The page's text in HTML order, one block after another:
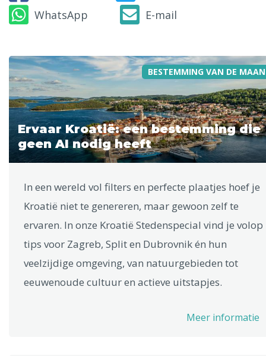
WhatsApp
E-mail
BESTEMMING VAN DE
Ervaar Kroatië: een bestemming die
geen AI nodig heeft
In een wereld vol filters en perfecte plaatjes hoef je
Kroatië niet te genereren, maar gewoon zelf te
ervaren. In onze Kroatië Stedenspecial vind je volop
tips voor Zagreb, Split en Dubrovnik én hun
veelzijdige omgeving, van natuurgebieden tot
eeuwenoude cultuur en actieve uitstapjes.
Meer informatie